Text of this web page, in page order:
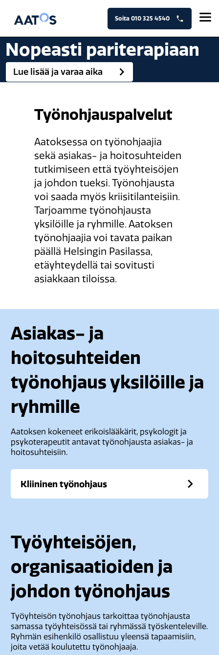
sisältöön
Soita 010 325 4540
Nopeasti pariterapiaan
Lue lisää ja varaa aika
Työnohjauspalvelut
Aatoksessa on työnohjaajia
sekä asiakas- ja hoitosuhteiden
tutkimiseen että työyhteisöjen
ja johdon tueksi. Työnohjausta
voi saada myös kriisitilanteisiin.
Tarjoamme työnohjausta
yksilöille ja ryhmille. Aatoksen
työnohjaajia voi tavata paikan
päällä Helsingin Pasilassa,
etäyhteydellä tai sovitusti
asiakkaan tiloissa.
Asiakas- ja
hoitosuhteiden
työnohjaus yksilöille ja
ryhmille
Aatoksen kokeneet erikoislääkärit, psykologit ja
psykoterapeutit antavat työnohjausta asiakas- ja
hoitosuhteisiin.
Kliininen työnohjaus
Työyhteisöjen,
organisaatioiden ja
johdon työnohjaus
Työyhteisön työnohjaus tarkoittaa työnohjausta
samassa työyhteisössä tai ryhmässä työskenteleville.
Ryhmän esihenkilö osallistuu yleensä tapaamisiin,
joita vetää koulutettu työnohjaaja.